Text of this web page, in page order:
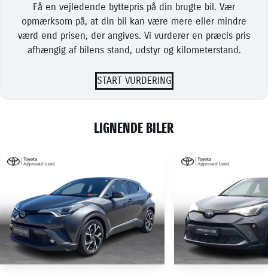
Få en vejledende byttepris på din brugte bil. Vær
opmærksom på, at din bil kan være mere eller mindre
værd end prisen, der angives. Vi vurderer en præcis pris
afhængig af bilens stand, udstyr og kilometerstand.
START VURDERING
LIGNENDE BILER